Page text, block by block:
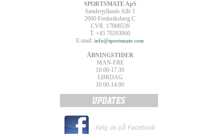
SPORTSMATE ApS
Sønderjyllands Allé 1
2000 Frederiksberg C
CVR. 17068539
T. +45 70203060
E-mail: info@sportsmate.com
ÅBNINGSTIDER
MAN-FRE
10.00-17.30
LØRDAG
10.00-14.00